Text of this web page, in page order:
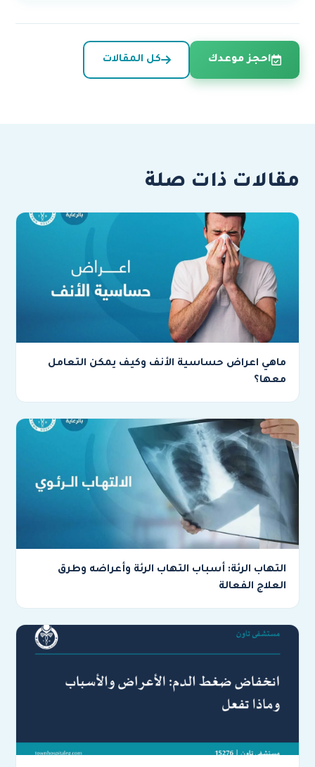
احجز موعدك كل المقالات
مقالات ذات صلة
ماهي اعراض حساسية الأنف وكيف يمكن التعامل
معها؟
التهاب الرئة: أسباب التهاب الرئة وأعراضه وطرق
العلاج الفعالة